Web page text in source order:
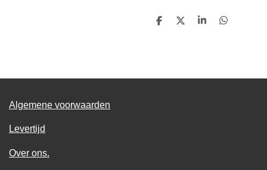
D
D
S
D
Algemene voorwaarden
Levertijd
Over ons.